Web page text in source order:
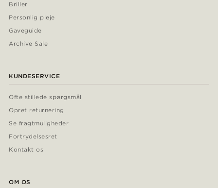
Briller
Personlig pleje
Gaveguide
Archive Sale
KUNDESERVICE
Ofte stillede spørgsmål
Opret returnering
Se fragtmuligheder
Fortrydelsesret
Kontakt os
OM OS